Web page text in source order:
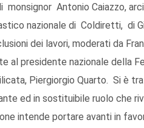
monsignor Antonio Caiazzo,
nazionale di Coldiretti, di
dei lavori, moderati da
al presidente nazionale della
Piergiorgio Quarto. Si è
ed in sostituibile ruolo che
intende portare avanti in